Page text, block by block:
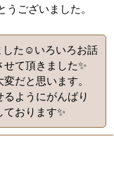
ございました。
した☺️いろいろお話
て頂きました✨
だと思います。
ようにがんばり
おります✨